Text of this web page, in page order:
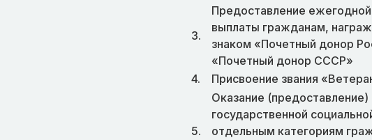
3.
Предоставление
выплаты гражданам,
знаком «Почетный донор
«Почетный донор СССР»
4.
Присвоение звания
5.
Оказание (предоставление)
государственной
отдельным категориям